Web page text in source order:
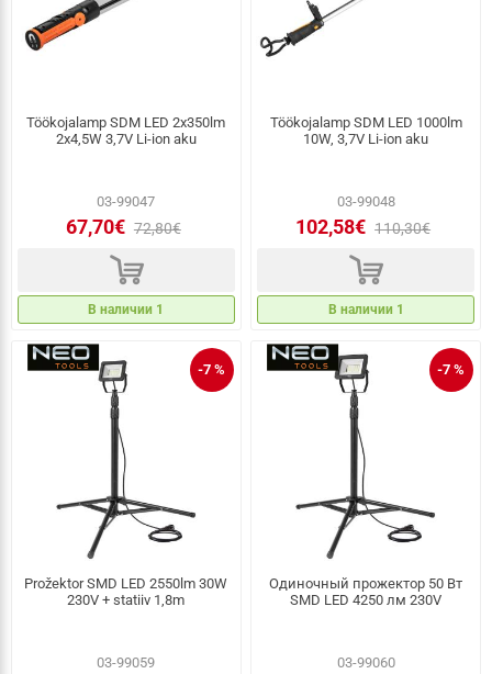
Töökojalamp SDM LED 2x350lm
2x4,5W 3,7V Li-ion aku
03-99047
67,70€ 72,80€
d
В наличии 1
Töökojalamp SDM LED 1000lm
10W, 3,7V Li-ion aku
03-99048
102,58€ 110,30€
d
В наличии 1
-7 %
Prožektor SMD LED 2550lm 30W
230V + statiiv 1,8m
03-99059
-7 %
Одиночный прожектор 50 Вт
SMD LED 4250 лм 230V
03-99060